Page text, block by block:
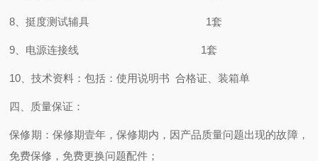
8、挺度测试辅具 1套
9、电源连接线 1套
10、技术资料：包括：使用说明书 合格证、装箱单
四、质量保证：
保修期：保修期壹年，保修期内，因产品质量问题出现的故障，
免费保修，免费更换问题配件；